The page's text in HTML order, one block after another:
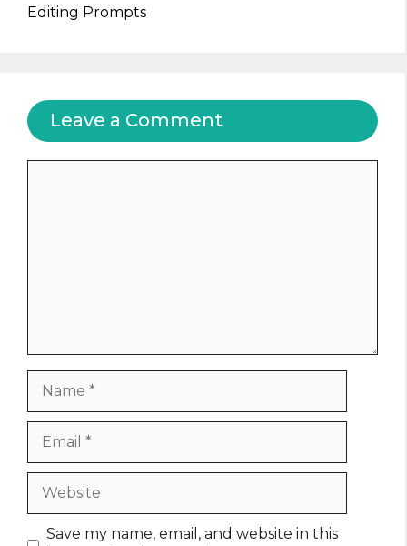
Editing Prompts
Leave a Comment
Website
Save my name, email, and website in this